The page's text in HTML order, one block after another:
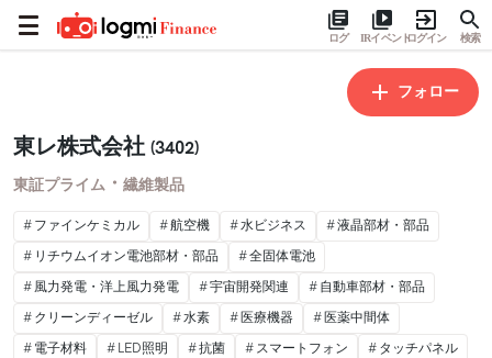
ログ IRイベントログイン 検索
フォロー
東レ株式会社 (3402)
東証プライム ・ 繊維製品
ファインケミカル 航空機 水ビジネス
液晶部材・部品
リチウムイオン電池部材・部品
全固体電池
風力発電・洋上風力発電
宇宙開発関連
自動車部材・部品
クリーンディーゼル
水素 医療機器
医薬中間体
電子材料
LED照明 抗菌 スマートフォン
タッチパネル